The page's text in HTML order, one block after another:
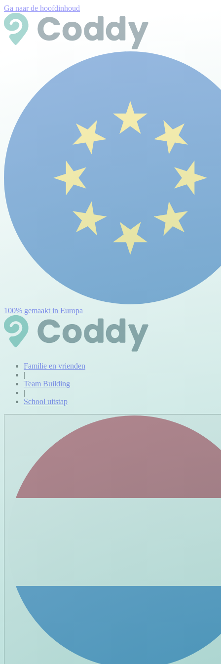
Ga naar de hoofdinhoud
100% gemaakt in Europa
Familie en vrienden
|
Team Building
|
School uitstap